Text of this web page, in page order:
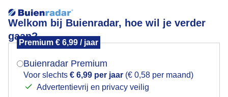
Welkom bij Buienradar, hoe wil je verder
gaan?
Premium € 6,99 / jaar
Buienradar Premium
Voor slechts € 6,99 per jaar (€ 0,58 per maand)
Advertentievrij en privacy veilig
Toenemende bewolking boven Texel
Mogen we je locatie gebruiken voor het